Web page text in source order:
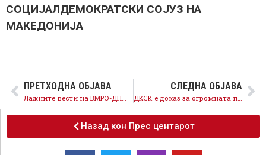
СОЦИЈАЛДЕМОКРАТСКИ СОЈУЗ НА
МАКЕДОНИЈА
ПРЕТХОДНА ОБЈАВА
Лажните вести на ВМРО-ДПМНЕ нема да го сокријат фактот дека новата Влада го намалува јавниот долг
СЛЕДНА ОБЈАВА
ДКСК е доказ за огромната партизација на институциите од страна на ВМРО-ДПМНЕ и ја потврдува потребата од реформи
Назад кон Прес центарот